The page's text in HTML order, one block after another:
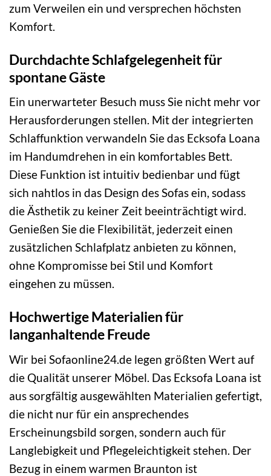
zum Verweilen ein und versprechen höchsten
Komfort.
Durchdachte Schlafgelegenheit für
spontane Gäste
Ein unerwarteter Besuch muss Sie nicht mehr vor
Herausforderungen stellen. Mit der integrierten
Schlaffunktion verwandeln Sie das Ecksofa Loana
im Handumdrehen in ein komfortables Bett.
Diese Funktion ist intuitiv bedienbar und fügt
sich nahtlos in das Design des Sofas ein, sodass
die Ästhetik zu keiner Zeit beeinträchtigt wird.
Genießen Sie die Flexibilität, jederzeit einen
zusätzlichen Schlafplatz anbieten zu können,
ohne Kompromisse bei Stil und Komfort
eingehen zu müssen.
Hochwertige Materialien für
langanhaltende Freude
Wir bei Sofaonline24.de legen größten Wert auf
die Qualität unserer Möbel. Das Ecksofa Loana ist
aus sorgfältig ausgewählten Materialien gefertigt,
die nicht nur für ein ansprechendes
Erscheinungsbild sorgen, sondern auch für
Langlebigkeit und Pflegeleichtigkeit stehen. Der
Bezug in einem warmen Braunton ist